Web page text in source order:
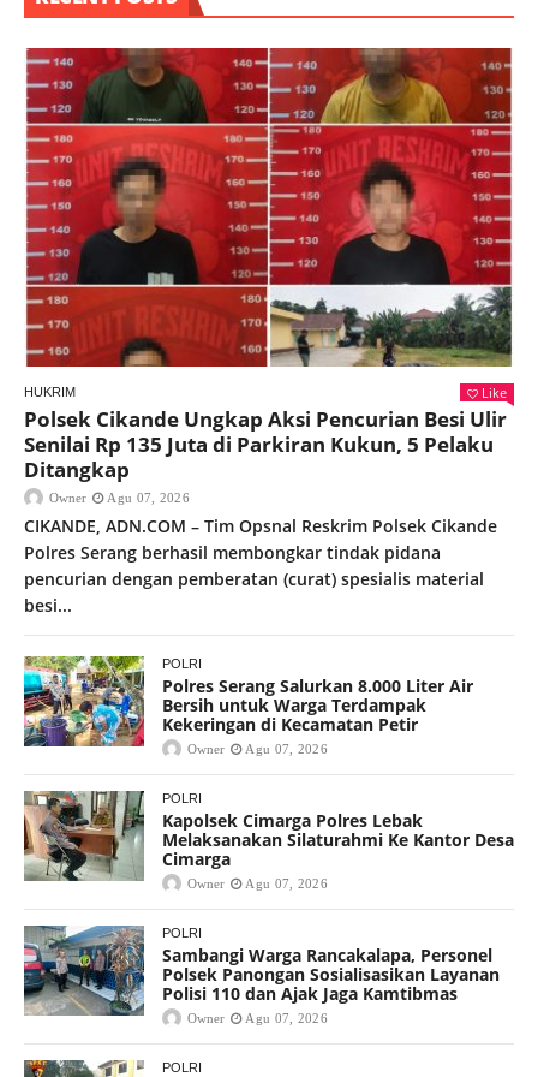
HUKRIM Like
Polsek Cikande Ungkap Aksi Pencurian Besi Ulir
Senilai Rp 135 Juta di Parkiran Kukun, 5 Pelaku
Ditangkap
Owner Agu 07, 2026
CIKANDE, ADN.COM – Tim Opsnal Reskrim Polsek Cikande
Polres Serang berhasil membongkar tindak pidana
pencurian dengan pemberatan (curat) spesialis material
besi...
POLRI
Polres Serang Salurkan 8.000 Liter Air
Bersih untuk Warga Terdampak
Kekeringan di Kecamatan Petir
Owner Agu 07, 2026
POLRI
Kapolsek Cimarga Polres Lebak
Melaksanakan Silaturahmi Ke Kantor Desa
Cimarga
Owner Agu 07, 2026
POLRI
Sambangi Warga Rancakalapa, Personel
Polsek Panongan Sosialisasikan Layanan
Polisi 110 dan Ajak Jaga Kamtibmas
Owner Agu 07, 2026
POLRI